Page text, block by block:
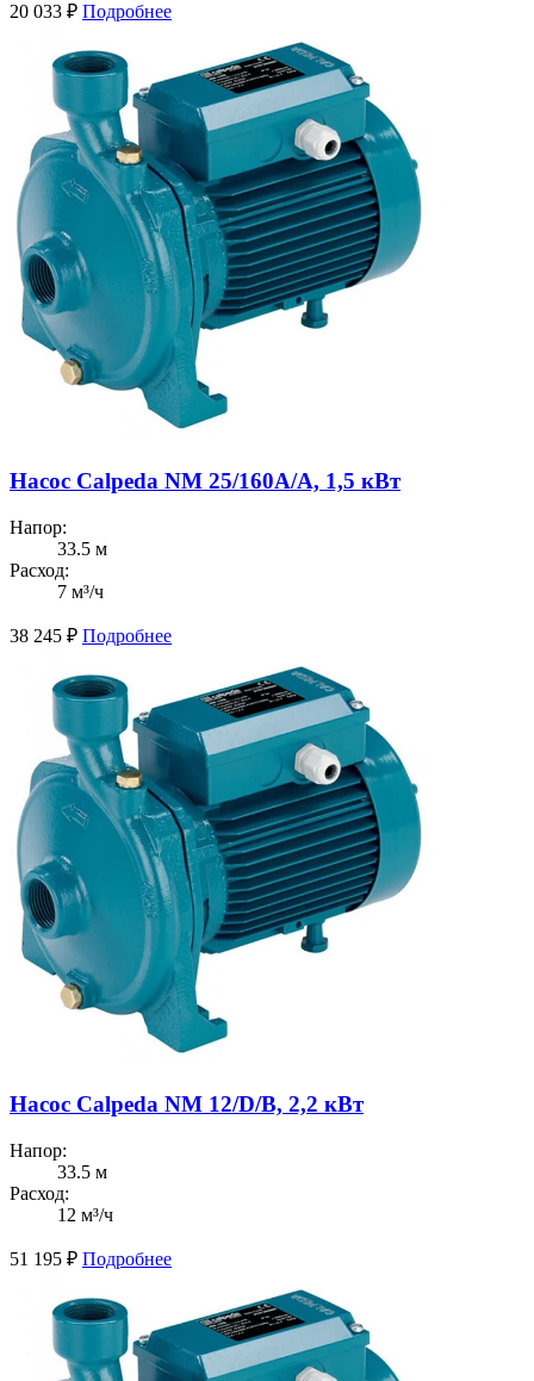
20 033 ₽ Подробнее
Насос Calpeda NM 25/160A/A, 1,5 кВт
Напор:
33.5 м
Расход:
7 м³/ч
38 245 ₽ Подробнее
Насос Calpeda NM 12/D/B, 2,2 кВт
Напор:
33.5 м
Расход:
12 м³/ч
51 195 ₽ Подробнее